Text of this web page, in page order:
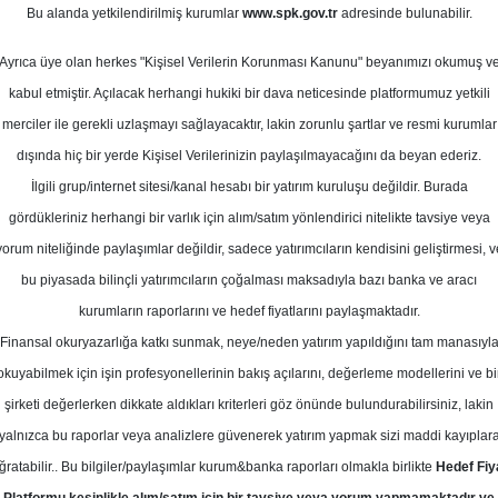
2026
Potansiyeli
Kurum Sayısı
5 2
Cuma, 23 Ocak 2026
Yatırım AEFES Hedef Fiyat
AEFES - Anadolu Efes için hedef
'NÖTR' olarak korudu
Bu alanda yetkilendirilmiş kurumlar www.spk.gov.tradresinde bulunabilir.
Ayrıca üye olan herkes "Kişisel Verilerin Korunması Kanunu" beyanımızı okumuş ve
kabul etmiştir. Açılacak herhangi hukiki bir dava neticesinde platformumuz yetkili
merciler ile gerekli uzlaşmayı sağlayacaktır, lakin zorunlu şartlar ve resmi kurumlar
dışında hiç bir yerde Kişisel Verilerinizin paylaşılmayacağını da beyan ederiz.
İlgili grup/internet sitesi/kanal hesabı bir yatırım kuruluşu değildir. Burada
gördükleriniz herhangi bir varlık için alım/satım yönlendirici nitelikte tavsiye veya
niteliğinde paylaşımlar değildir, sadece yatırımcıların kendisini geliştirmesi,
bu piyasada bilinçli yatırımcıların çoğalması maksadıyla bazı banka ve aracı
kurumların raporlarını ve hedef fiyatlarını paylaşmaktadır.
Finansal okuryazarlığa katkı sunmak, neye/neden yatırım yapıldığını tam manasıyla
için işin profesyonellerinin bakış açılarını, değerleme modellerini ve
şirketi değerlerken dikkate aldıkları kriterleri göz önünde bulundurabilirsiniz, lakin
yalnızca bu raporlar veya analizlere güvenerek yatırım yapmak sizi maddi
Bu bilgiler/paylaşımlar kurum&banka raporları olmakla birlikte Hedef